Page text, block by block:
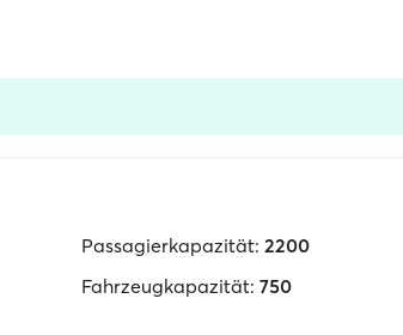
Passagierkapazität: 2200
Fahrzeugkapazität: 750